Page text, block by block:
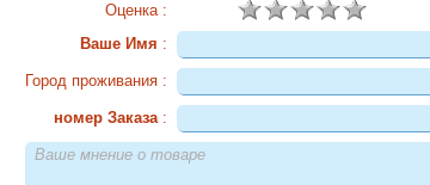
Оценка :
Ваше Имя :
Город проживания :
номер Заказа: